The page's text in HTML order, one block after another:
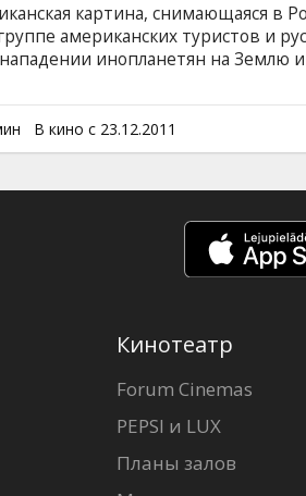
картина, снимающаяся в
американских туристов и
инопланетян на Землю
Gosha Kutsenko, Veronika Ozrova
Bekmambetov Фильм на
языках.
В кино с 23.12.2011
Кинотеатр
Forum Cinemas
PEPSI и LUX
Планы залов